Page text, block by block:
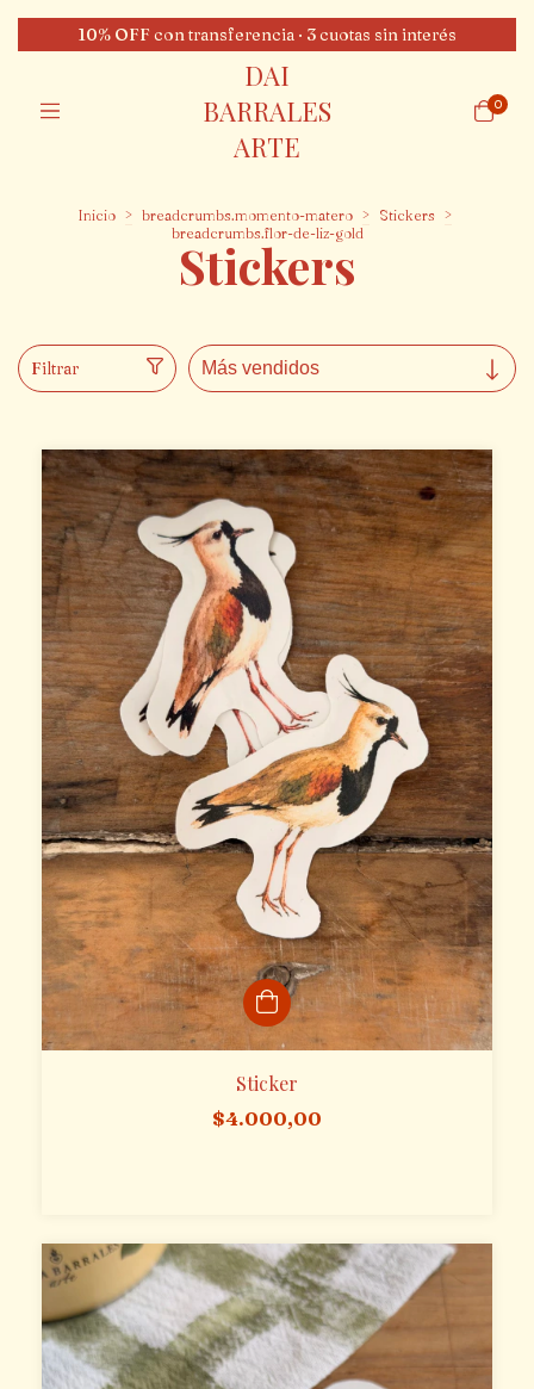
10% OFF con transferencia · 3 cuotas sin interés
DAI
BARRALES
ARTE
0
Inicio > breadcrumbs.momento-matero > Stickers >
breadcrumbs.flor-de-liz-gold
Stickers
Filtrar
Sticker
$4.000,00